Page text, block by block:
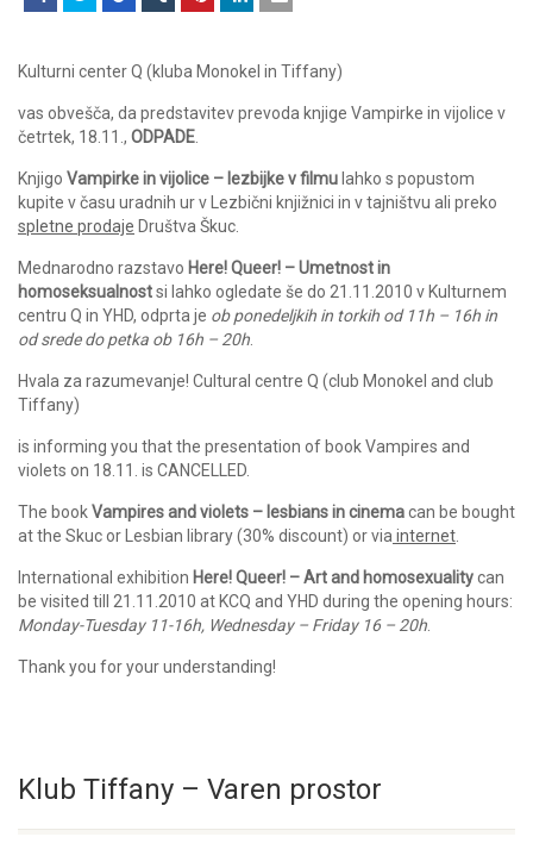
Kulturni center Q (kluba Monokel in Tiffany)
vas obvešča, da predstavitev prevoda knjige Vampirke in vijolice v
četrtek, 18.11., ODPADE
Knjigo Vampirke in vijolice – lezbijke v filmu lahko s popustom
kupite v času uradnih ur v Lezbični knjižnici in v tajništvu ali preko
spletne prodaje Društva Škuc.
Mednarodno razstavo Here! Queer! – Umetnost in
homoseksualnostsi lahko ogledate še do 21.11.2010 v Kulturnem
centru Q in YHD, odprta je ob ponedeljkih in torkih od 11h – 16h in
od srede do petka ob 16h – 20h
Hvala za razumevanje! Cultural centre Q (club Monokel and club
Tiffany)
is informing you that the presentation of book Vampires and
violets on 18.11. is CANCELLED.
The bookVampires and violets – lesbians in cinemacan be bought
at the Skuc or Lesbian library (30% discount) or via internet
International exhibition Here! Queer! – Art and homosexualitycan
be visited till 21.11.2010 at KCQ and YHD during the opening hours:
Monday-Tuesday 11-16h, Wednesday – Friday 16 – 20h
Thank you for your understanding!
Klub Tiffany – Varen prostor